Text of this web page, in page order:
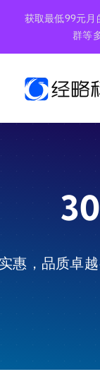
内
获取最低99元月
群等
惠，品质卓